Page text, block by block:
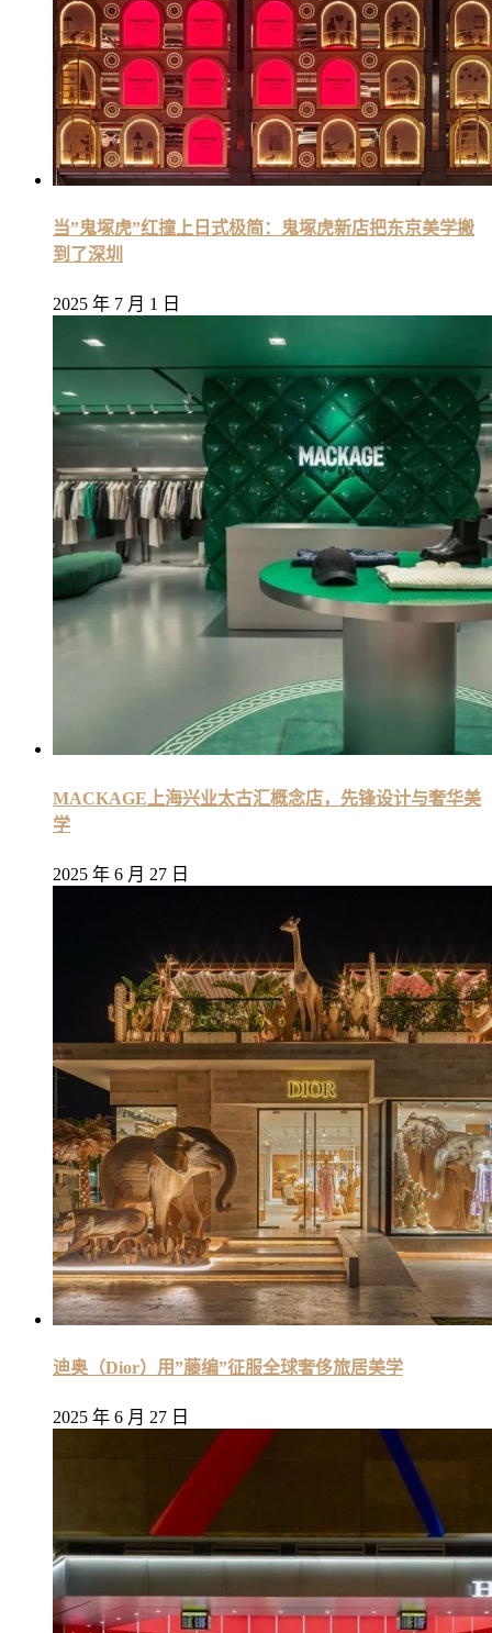
当”鬼塚虎”红撞上日式极简：鬼塚虎新店把东京美学搬
到了深圳
2025 年 7 月 1 日
MACKAGE上海兴业太古汇概念店，先锋设计与奢华美
学
2025 年 6 月 27 日
迪奥（Dior）用”藤编”征服全球奢侈旅居美学
2025 年 6 月 27 日